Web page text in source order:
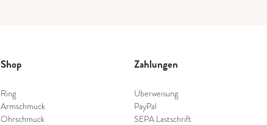
Shop
Ring
Armschmuck
Ohrschmuck
Zahlungen
Überweisung
PayPal
SEPA Lastschrift